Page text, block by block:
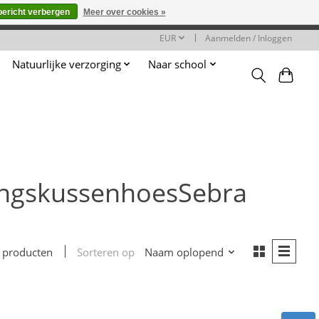
EUR Aanmelden / Inloggen
Natuurlijke verzorging
Naar school
Sorteren op Naam oplopend
verbergen Meer over cookies »
gehonoreerd of verwerkt.